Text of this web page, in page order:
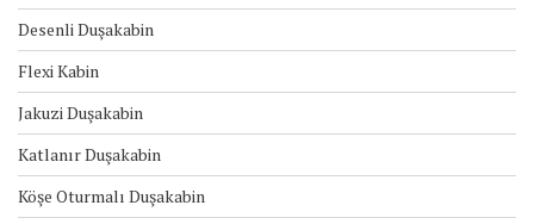
Desenli Duşakabin
Flexi Kabin
Jakuzi Duşakabin
Katlanır Duşakabin
Köşe Oturmalı Duşakabin